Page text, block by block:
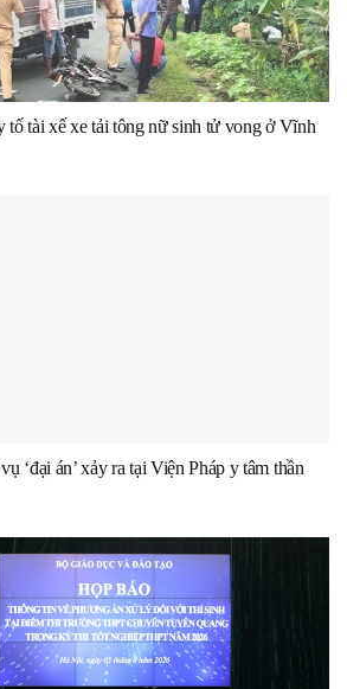
tố tài xế xe tải tông nữ sinh tử vong ở Vĩnh
‘đại án’ xảy ra tại Viện Pháp y tâm thần